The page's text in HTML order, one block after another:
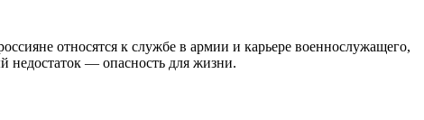
относятся к службе в армии и карьере военнослужащего,
недостаток — опасность для жизни.